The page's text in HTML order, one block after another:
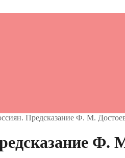
Предсказание Ф. М.
Ф.